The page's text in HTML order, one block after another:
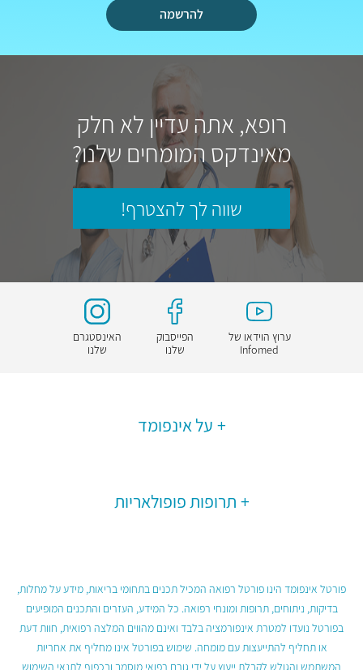
להרשמה
רופא, אתה עדיין לא חלק
מאינדקס המומחים שלנו?
שווה לך להצטרף!
ערוץ הוידאו של
Infomed
הפייסבוק
שלנו
האינסטגרם
שלנו
על אינפומד
תרופות פופולאריות
פורטל אינפומד הינו פורטל רפואה המכיל תכנים בתחומי בריאות, מידע על מחלות,
בדיקות, ניתוחים, תרופות ומונחי רפואה. כל המידע, העזרים והתכנים המופיעים
בפורטל נועדו למטרת אינפורמציה בלבד ואינם מהווים המלצה רפואית, חוות דעת
או תחליף להתייעצות עם מומחה. שימוש בפורטל אינו מחליף את אחריות
המשתמש והגולש לקבלת ייעוץ על ידי גורם רפואי מוסמך ובכפוף לתנאי השימוש